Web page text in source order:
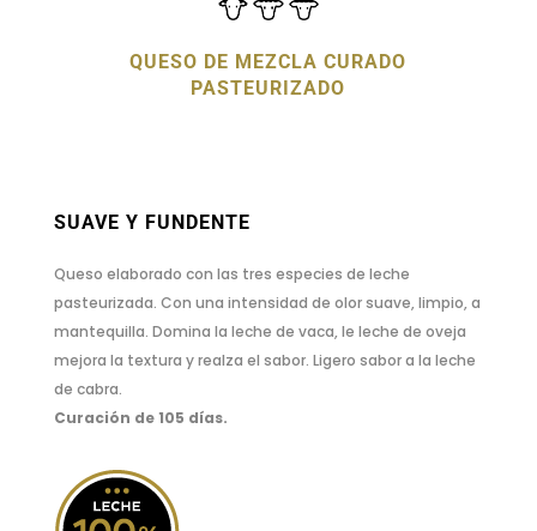
QUESO DE MEZCLA CURADO
PASTEURIZADO
SUAVE Y FUNDENTE
Queso elaborado con las tres especies de leche
pasteurizada. Con una intensidad de olor suave, limpio, a
mantequilla. Domina la leche de vaca, le leche de oveja
mejora la textura y realza el sabor. Ligero sabor a la leche
de cabra.
Curación de 105 días.